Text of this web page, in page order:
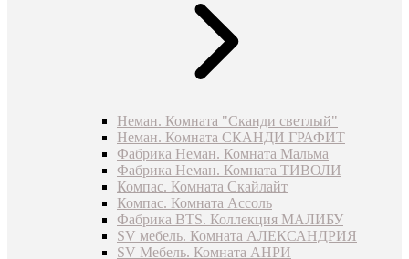
Неман. Комната "Сканди светлый"
Неман. Комната СКАНДИ ГРАФИТ
Фабрика Неман. Комната Мальма
Фабрика Неман. Комната ТИВОЛИ
Компас. Комната Скайлайт
Компас. Комната Ассоль
Фабрика BTS. Коллекция МАЛИБУ
SV мебель. Комната АЛЕКСАНДРИЯ
SV Мебель. Комната АНРИ